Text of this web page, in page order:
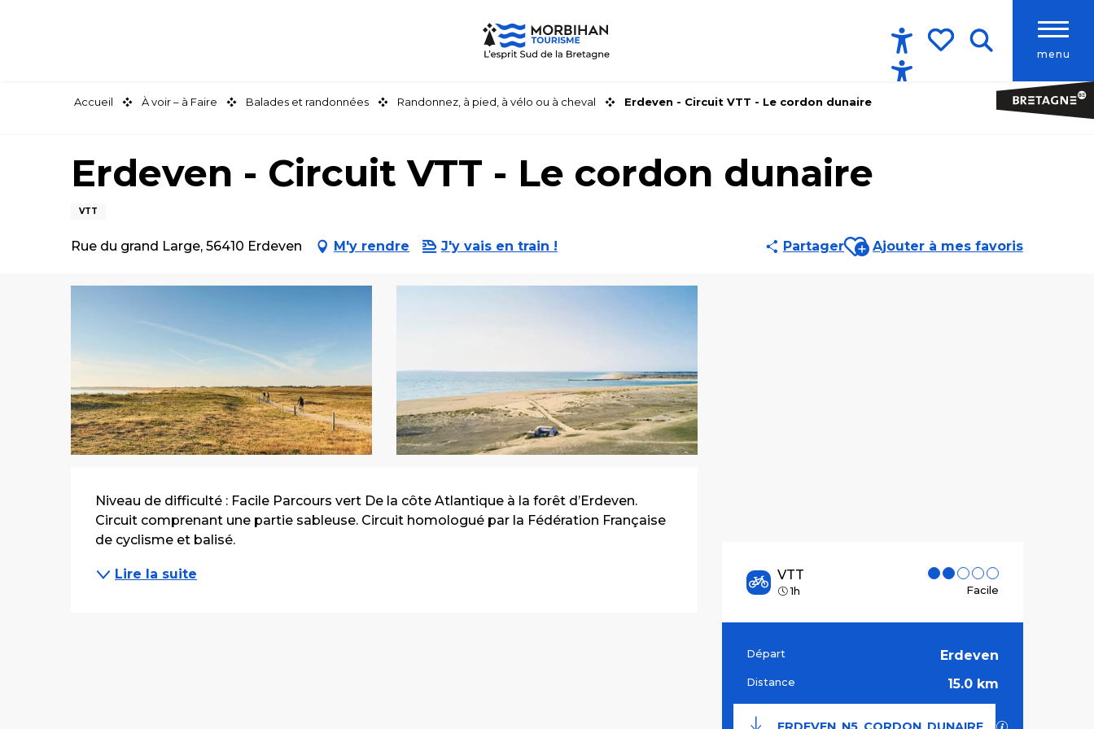
menu
Accessibilité
Accueil À voir – à Faire Balades et randonnées Randonnez, à pied, à vélo ou à cheval Erdeven - Circuit VTT - Le cordon dunaire
Erdeven - Circuit VTT - Le cordon dunaire
VTT
Rue du grand Large, 56410 Erdeven M'y rendre J'y vais en train ! PartagerAjouter aux favoris
Ajouter à mes favoris
VTT
1h Facile
Informations
Départ Erdeven
Distance 15.0 km
Description
Niveau de difficulté : Facile Parcours vert De la côte Atlantique à la forêt d’Erdeven.
Circuit comprenant une partie sableuse. Circuit homologué par la Fédération Française
de cyclisme et balisé.
Lire la suite